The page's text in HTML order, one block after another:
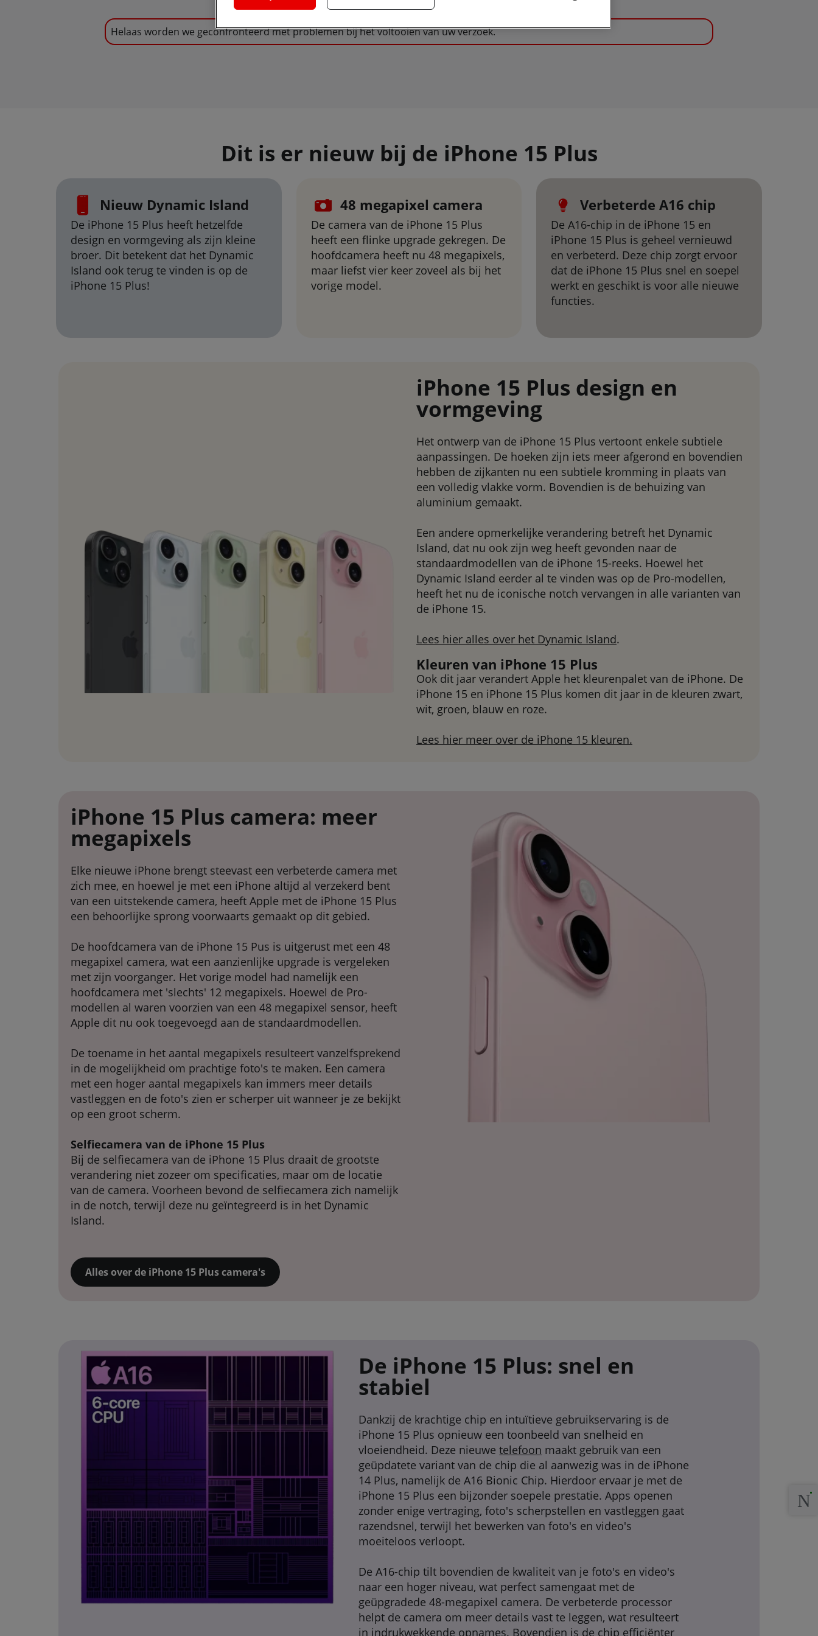
Helaas worden we geconfronteerd met problemen bij het voltooien van uw verzoek.
Dit is er nieuw bij de iPhone 15 Plus
Nieuw Dynamic Island
De iPhone 15 Plus heeft hetzelfde
design en vormgeving als zijn kleine
broer. Dit betekent dat het Dynamic
Island ook terug te vinden is op de
iPhone 15 Plus!
48 megapixel camera
De camera van de iPhone 15 Plus
heeft een flinke upgrade gekregen. De
hoofdcamera heeft nu 48 megapixels,
maar liefst vier keer zoveel als bij het
vorige model.
Verbeterde A16 chip
De A16-chip in de iPhone 15 en
iPhone 15 Plus is geheel vernieuwd
en verbeterd. Deze chip zorgt ervoor
dat de iPhone 15 Plus snel en soepel
werkt en geschikt is voor alle nieuwe
functies.
iPhone 15 Plus design en
vormgeving
Het ontwerp van de iPhone 15 Plus vertoont enkele subtiele
aanpassingen. De hoeken zijn iets meer afgerond en bovendien
hebben de zijkanten nu een subtiele kromming in plaats van
een volledig vlakke vorm. Bovendien is de behuizing van
aluminium gemaakt.
Een andere opmerkelijke verandering betreft het Dynamic
Island, dat nu ook zijn weg heeft gevonden naar de
standaardmodellen van de iPhone 15-reeks. Hoewel het
Dynamic Island eerder al te vinden was op de Pro-modellen,
heeft het nu de iconische notch vervangen in alle varianten van
de iPhone 15.
Lees hier alles over het Dynamic Island.
Kleuren van iPhone 15 Plus
Ook dit jaar verandert Apple het kleurenpalet van de iPhone. De
iPhone 15 en iPhone 15 Plus komen dit jaar in de kleuren zwart,
wit, groen, blauw en roze.
Lees hier meer over de iPhone 15 kleuren.
iPhone 15 Plus camera: meer
megapixels
Elke nieuwe iPhone brengt steevast een verbeterde camera met
zich mee, en hoewel je met een iPhone altijd al verzekerd bent
van een uitstekende camera, heeft Apple met de iPhone 15 Plus
een behoorlijke sprong voorwaarts gemaakt op dit gebied.
De hoofdcamera van de iPhone 15 Pus is uitgerust met een 48
megapixel camera, wat een aanzienlijke upgrade is vergeleken
met zijn voorganger. Het vorige model had namelijk een
hoofdcamera met 'slechts' 12 megapixels. Hoewel de Pro-
modellen al waren voorzien van een 48 megapixel sensor, heeft
Apple dit nu ook toegevoegd aan de standaardmodellen.
De toename in het aantal megapixels resulteert vanzelfsprekend
in de mogelijkheid om prachtige foto's te maken. Een camera
met een hoger aantal megapixels kan immers meer details
vastleggen en de foto's zien er scherper uit wanneer je ze bekijkt
op een groot scherm.
Selfiecamera van de iPhone 15 Plus
Bij de selfiecamera van de iPhone 15 Plus draait de grootste
verandering niet zozeer om specificaties, maar om de locatie
van de camera. Voorheen bevond de selfiecamera zich namelijk
in de notch, terwijl deze nu geïntegreerd is in het Dynamic
Island.
Alles over de iPhone 15 Plus camera's
De iPhone 15 Plus: snel en
stabiel
Dankzij de krachtige chip en intuïtieve gebruikservaring is de
iPhone 15 Plus opnieuw een toonbeeld van snelheid en
vloeiendheid. Deze nieuwetelefoon maakt gebruik van een
geüpdatete variant van de chip die al aanwezig was in de iPhone
14 Plus, namelijk de A16 Bionic Chip. Hierdoor ervaar je met de
iPhone 15 Plus een bijzonder soepele prestatie. Apps openen
zonder enige vertraging, foto's scherpstellen en vastleggen gaat
razendsnel, terwijl het bewerken van foto's en video's
moeiteloos verloopt.
De A16-chip tilt bovendien de kwaliteit van je foto's en video's
naar een hoger niveau, wat perfect samengaat met de
geüpgradede 48-megapixel camera. De verbeterde processor
helpt de camera om meer details vast te leggen, wat resulteert
in indrukwekkende opnames. Bovendien is de chip efficiënter